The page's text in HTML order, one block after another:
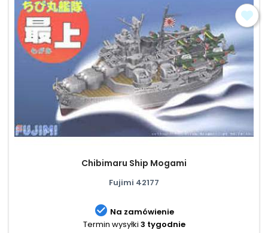
Chibimaru Ship Mogami
Fujimi 42177
 Na zamówienie
Termin wysyłki 3 tygodnie